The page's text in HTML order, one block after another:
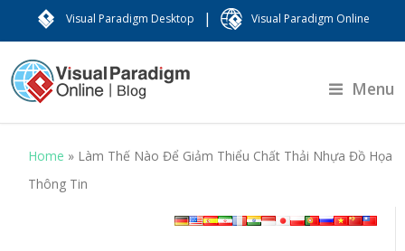
Visual Paradigm Desktop | Visual Paradigm Online
Menu
Home » Làm Thế Nào Để Giảm Thiểu Chất Thải Nhựa Đồ Họa
Thông Tin